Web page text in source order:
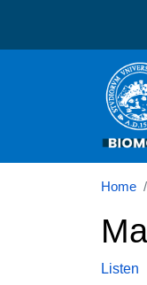
Corso di
Home
Listen